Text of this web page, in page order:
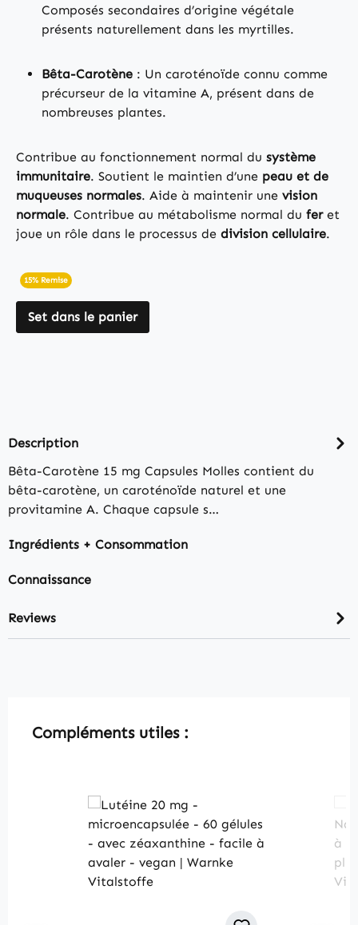
Composés secondaires d’origine végétale
présents naturellement dans les myrtilles.
Bêta-Carotène : Un caroténoïde connu comme
précurseur de la vitamine A, présent dans de
nombreuses plantes.
Contribue au fonctionnement normal du système
immunitaire. Soutient le maintien d’une peau et de
muqueuses normales. Aide à maintenir une vision
normale. Contribue au métabolisme normal du feret
joue un rôle dans le processus de division cellulaire.
15% Remise
Set dans le panier
Description
Bêta-Carotène 15 mg Capsules Molles contient du
bêta-carotène, un caroténoïde naturel et une
provitamine A. Chaque capsule s…
Ingrédients + Consommation
Connaissance
Reviews
Skip product gallery
Compléments utiles :